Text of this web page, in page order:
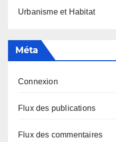
Urbanisme et Habitat
Méta
Connexion
Flux des publications
Flux des commentaires